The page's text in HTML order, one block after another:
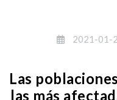
2021-01-
Las
las más